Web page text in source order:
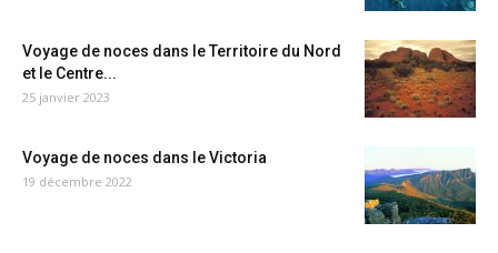
Voyage de noces dans le Territoire du Nord
et le Centre...
25 janvier 2023
Voyage de noces dans le Victoria
19 décembre 2022